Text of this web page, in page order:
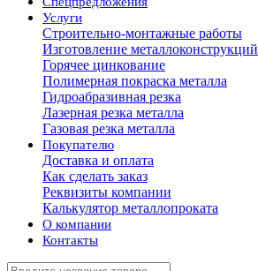
Услуги
Строительно-монтажные работы
Изготовление металлоконструкций
Горячее цинкование
Полимерная покраска металла
Гидроабразивная резка
Лазерная резка металла
Газовая резка металла
Покупателю
Доставка и оплата
Как сделать заказ
Реквизиты компании
Калькулятор металлопроката
О компании
Контакты